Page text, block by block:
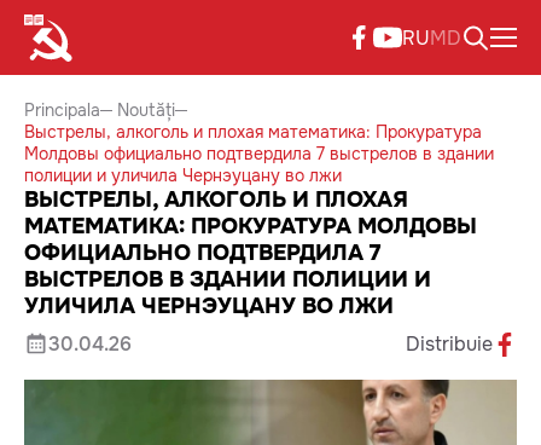
RUMD
Principala
Noutăți
Выстрелы, алкоголь и плохая математика: Прокуратура
Молдовы официально подтвердила 7 выстрелов в здании
полиции и уличила Чернэуцану во лжи
ВЫСТРЕЛЫ, АЛКОГОЛЬ И ПЛОХАЯ
МАТЕМАТИКА: ПРОКУРАТУРА МОЛДОВЫ
ОФИЦИАЛЬНО ПОДТВЕРДИЛА 7
ВЫСТРЕЛОВ В ЗДАНИИ ПОЛИЦИИ И
УЛИЧИЛА ЧЕРНЭУЦАНУ ВО ЛЖИ
30.04.26 Distribuie